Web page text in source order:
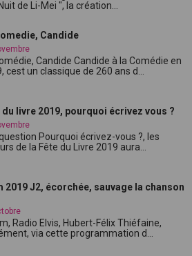
de Li-Mei ", la création...
Candide
Candide Candide à la Comédie en
cest un classique de 260 ans d...
du livre 2019, pourquoi écrivez vous ?
Pourquoi écrivez-vous ?, les
de la Fête du Livre 2019 aura...
2019 J2, écorchée, sauvage la chanson
Radio Elvis, Hubert-Félix Thiéfaine,
via cette programmation d...